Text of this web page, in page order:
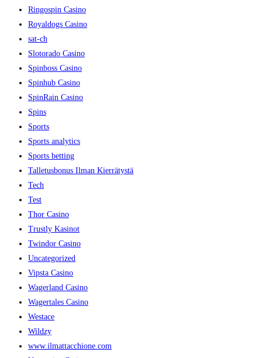
Ringospin Casino
Royaldogs Casino
sat-ch
Slotorado Casino
Spinboss Casino
Spinhub Casino
SpinRain Casino
Spins
Sports
Sports analytics
Sports betting
Talletusbonus Ilman Kierrätystä
Tech
Test
Thor Casino
Trustly Kasinot
Twindor Casino
Uncategorized
Vipsta Casino
Wagerland Casino
Wagertales Casino
Westace
Wildzy
www.ilmattacchione.com